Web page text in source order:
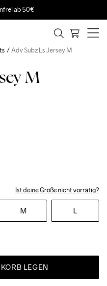
ab 50€
M
Ist deine Größe nicht vorrätig?
M L
LEGEN
Adv Subz Ls Jersey M